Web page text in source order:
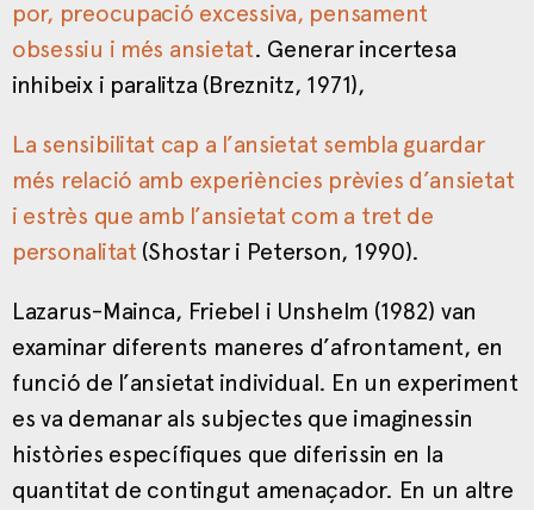
por, preocupació excessiva, pensament
obsessiu i més ansietat. Generar incertesa
inhibeix i paralitza (Breznitz, 1971),
La sensibilitat cap a l’ansietat sembla guardar
més relació amb experiències prèvies d’ansietat
i estrès que amb l’ansietat com a tret de
personalitat (Shostar i Peterson, 1990).
Lazarus-Mainca, Friebel i Unshelm (1982) van
examinar diferents maneres d’afrontament, en
funció de l’ansietat individual. En un experiment
es va demanar als subjectes que imaginessin
històries específiques que diferissin en la
quantitat de contingut amenaçador. En un altre